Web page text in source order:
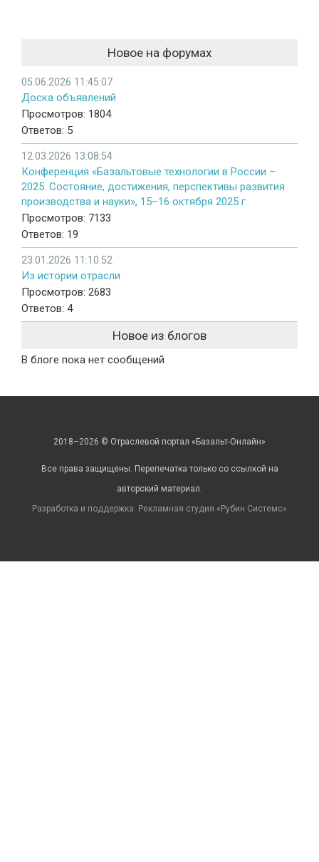
Новое на форумах
05.06.2026 11:45:07
Доска объявлений
Просмотров: 1804
Ответов: 5
12.03.2026 13:08:54
Конференция «Базальтовые технологии в России –
2025. Состояние, достижения, перспективы развития
производства и науки», 15–16 октября 2025 г.
Просмотров: 7133
Ответов: 19
23.01.2026 11:10:52
Из истории отрасли
Просмотров: 2683
Ответов: 4
Новое из блогов
В блоге пока нет сообщений
2018–2026 © Отраслевой портал «Базальт-Онлайн»
Все права защищены. Перепечатка только со ссылкой на
авторский материал.
Разработка и поддержка: Рекламная студия « Рубин Системс»